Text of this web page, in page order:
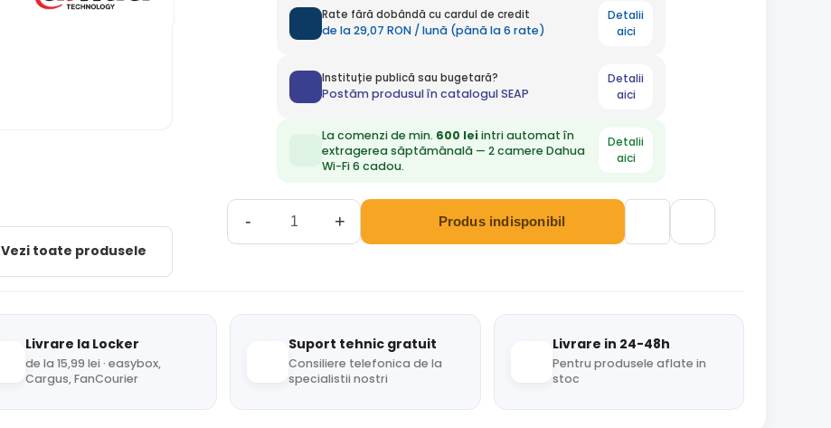
Vezi toate produsele
Rate fără dobândă cu cardul de credit
de la 29,07 RON / lună (până la 6 rate)
Detalii
aici
Instituție publică sau bugetară?
Postăm produsul în catalogul SEAP
Detalii
aici
La comenzi de min. 600 leiintri automat în
extragerea săptămânală — 2 camere Dahua
Wi-Fi 6 cadou.
Detalii
aici
- + Produs indisponibil
Livrare la Locker
de la 15,99 lei · easybox,
Cargus, FanCourier
Suport tehnic gratuit
Consiliere telefonica de la
specialistii nostri
Livrare in 24-48h
Pentru produsele aflate in
stoc